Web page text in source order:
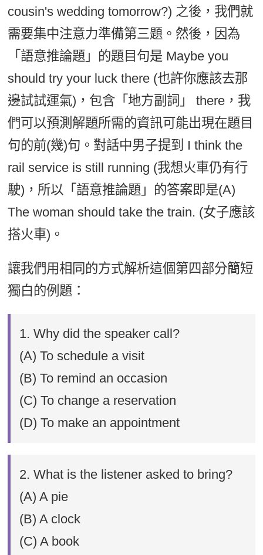
cousin's wedding tomorrow?) 之後，我們就
需要集中注意力準備第三題。然後，因為
「語意推論題」的題目句是 Maybe you
should try your luck there (也許你應該去那
邊試試運氣)，包含「地方副詞」 there，我
們可以預測解題所需的資訊可能出現在題目
句的前(幾)句。對話中男子提到 I think the
rail service is still running (我想火車仍有行
駛)，所以「語意推論題」的答案即是(A)
The woman should take the train. (女子應該
搭火車)。
讓我們用相同的方式解析這個第四部分簡短
獨白的例題：
1. Why did the speaker call?
(A) To schedule a visit
(B) To remind an occasion
(C) To change a reservation
(D) To make an appointment
2. What is the listener asked to bring?
(A) A pie
(B) A clock
(C) A book